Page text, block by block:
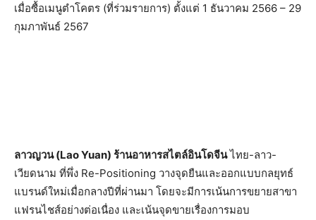
เมื่อซื้อเมนูตำโคตร (ที่ร่วมรายการ) ตั้งแต่ 1 ธันวาคม 2566 – 29
กุมภาพันธ์ 2567
ลาวญวน (Lao Yuan) ร้านอาหารสไตล์อินโดจีนไทย-ลาว-
เวียดนาม ที่พึ่ง Re-Positioning วางจุดยืนและออกแบบกลยุทธ์
แบรนด์ใหม่เมื่อกลางปีที่ผ่านมา โดยจะมีการเน้นการขยายสาขา
แฟรนไชส์อย่างต่อเนื่อง และเน้นจุดขายเรื่องการมอบ